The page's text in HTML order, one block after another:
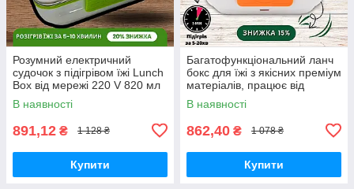
Розумний електричний
судочок з підігрівом їжі Lunch
Box від мережі 220 V 820 мл
Зелений
В наявності
891,12 ₴ 1 128 ₴
Купити
Багатофункціональний ланч
бокс для їжі з якісних преміум
матеріалів, працює від
мережі 220 V 820 мл
В наявності
862,40 ₴ 1 078 ₴
Купити